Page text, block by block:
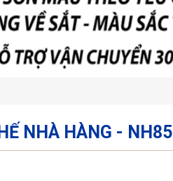
NHÀ HÀNG - NH85